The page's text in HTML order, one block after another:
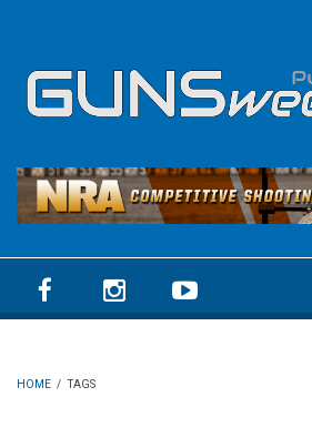
HOME / TAGS